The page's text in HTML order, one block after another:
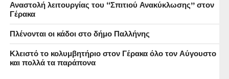
Αναστολή λειτουργίας του “Σπιτιού Ανακύκλωσης” στον
Γέρακα
Πλένονται οι κάδοι στο δήμο Παλλήνης
Κλειστό το κολυμβητήριο στον Γέρακα όλο τον Αύγουστο
και πολλά τα παράπονα